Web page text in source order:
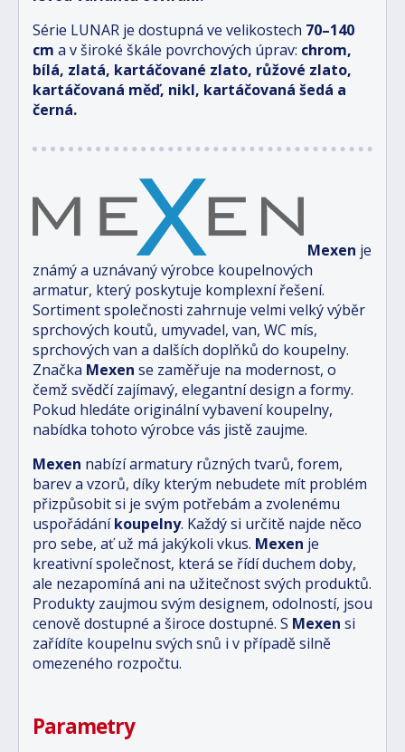
Série LUNAR je dostupná ve velikostech 70–140
cm a v široké škále povrchových úprav: chrom,
bílá, zlatá, kartáčované zlato, růžové zlato,
kartáčovaná měď, nikl, kartáčovaná šedá a
černá.
Mexen je
známý a uznávaný výrobce koupelnových
armatur, který poskytuje komplexní řešení.
Sortiment společnosti zahrnuje velmi velký výběr
sprchových koutů, umyvadel, van, WC mís,
sprchových van a dalších doplňků do koupelny.
Značka Mexen se zaměřuje na modernost, o
čemž svědčí zajímavý, elegantní design a formy.
Pokud hledáte originální vybavení koupelny,
nabídka tohoto výrobce vás jistě zaujme.
Mexen nabízí armatury různých tvarů, forem,
barev a vzorů, díky kterým nebudete mít problém
přizpůsobit si je svým potřebám a zvolenému
uspořádáníkoupelny. Každý si určitě najde něco
pro sebe, ať už má jakýkoli vkus. Mexen je
kreativní společnost, která se řídí duchem doby,
ale nezapomíná ani na užitečnost svých produktů.
Produkty zaujmou svým designem, odolností, jsou
cenově dostupné a široce dostupné. S Mexen si
zařídíte koupelnu svých snů i v případě silně
omezeného rozpočtu.
Parametry